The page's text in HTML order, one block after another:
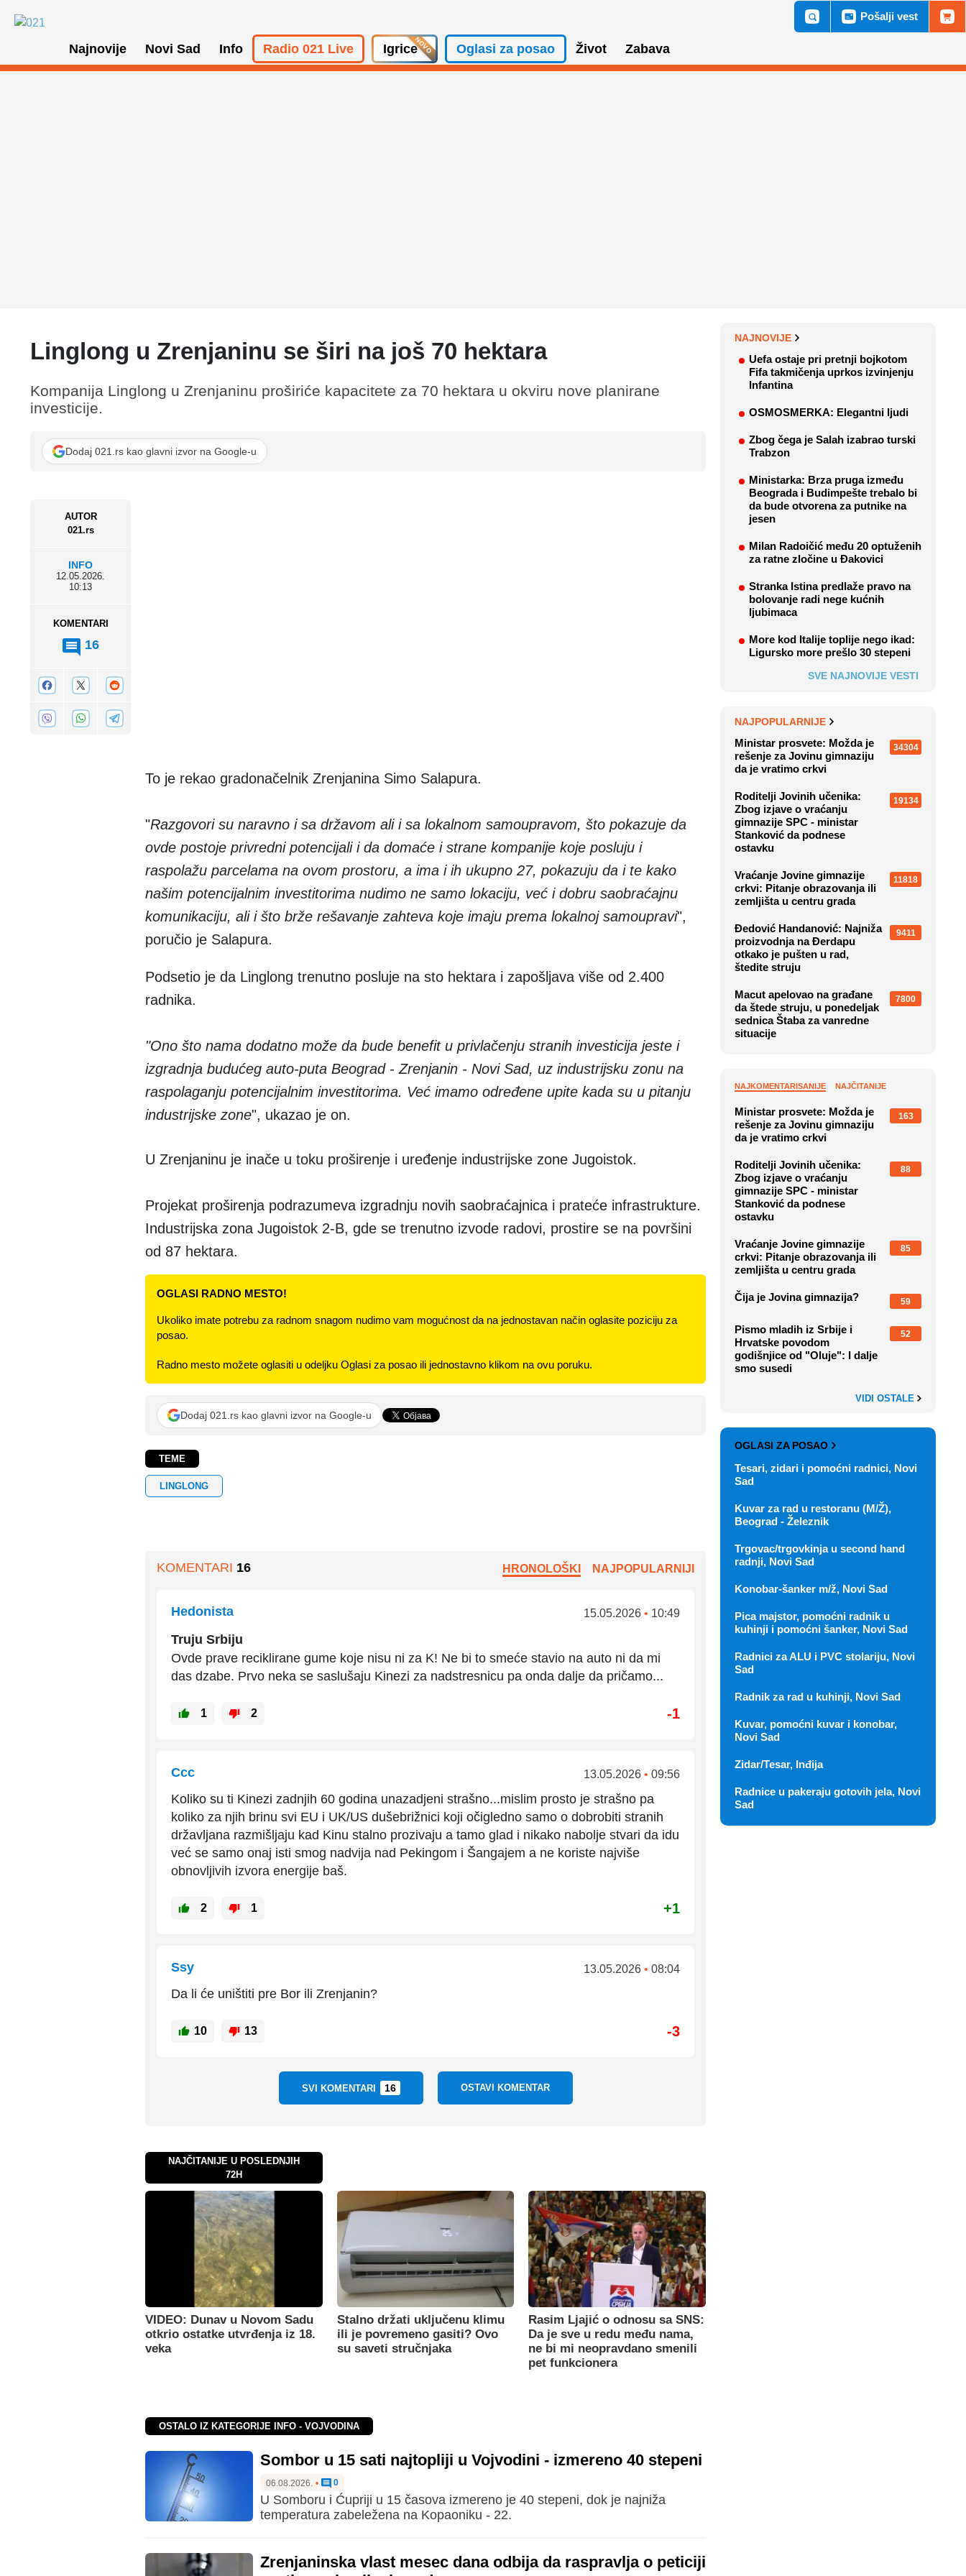
Najnovije Novi Sad Info Radio 021 Live Igrice Oglasi za posao Život Zabava
Pošalji vest
Linglong u Zrenjaninu se širi na još 70 hektara
AUTOR
021.rs
INFO
12.05.2026.
10:13
KOMENTARI
16
Kompanija Linglong u Zrenjaninu proširiće kapacitete za 70 hektara u okviru nove planirane
investicije.
Dodaj 021.rs kao glavni izvor na Google-u
To je rekao gradonačelnik Zrenjanina Simo Salapura.
"Razgovori su naravno i sa državom ali i sa lokalnom samoupravom, što pokazuje da
ovde postoje privredni potencijali i da domaće i strane kompanije koje posluju i
raspolažu parcelama na ovom prostoru, a ima i ih ukupno 27, pokazuju da i te kako
našim potencijalnim investitorima nudimo ne samo lokaciju, već i dobru saobraćajnu
komunikaciju, ali i što brže rešavanje zahteva koje imaju prema lokalnoj samoupravi",
poručio je Salapura.
Podsetio je da Linglong trenutno posluje na sto hektara i zapošljava više od 2.400
radnika.
"Ono što nama dodatno može da bude benefit u privlačenju stranih investicija jeste i
izgradnja budućeg auto-puta Beograd - Zrenjanin - Novi Sad, uz industrijsku zonu na
raspolaganju potencijalnim investitorima. Već imamo određene upite kada su u pitanju
industrijske zone", ukazao je on.
U Zrenjaninu je inače u toku proširenje i uređenje industrijske zone Jugoistok.
Projekat proširenja podrazumeva izgradnju novih saobraćajnica i prateće infrastrukture.
Industrijska zona Jugoistok 2-B, gde se trenutno izvode radovi, prostire se na površini
od 87 hektara.
OGLASI RADNO MESTO!
Ukoliko imate potrebu za radnom snagom nudimo vam mogućnost da na jednostavan način oglasite poziciju za
posao.
Radno mesto možete oglasiti u odeljku Oglasi za posao ili jednostavno klikom na ovu poruku.
Dodaj 021.rs kao glavni izvor na Google-u
TEME
LINGLONG
KOMENTARI 16 HRONOLOŠKI NAJPOPULARNIJI
Hedonista 15.05.2026 • 10:49
Truju Srbiju
Ovde prave reciklirane gume koje nisu ni za K! Ne bi to smeće stavio na auto ni da mi
das dzabe. Prvo neka se saslušaju Kinezi za nadstresnicu pa onda dalje da pričamo...
1 2 -1
Ccc 13.05.2026 • 09:56
Koliko su ti Kinezi zadnjih 60 godina unazadjeni strašno...mislim prosto je strašno pa
koliko za njih brinu svi EU i UK/US dušebrižnici koji očigledno samo o dobrobiti stranih
državljana razmišljaju kad Kinu stalno prozivaju a tamo glad i nikako nabolje stvari da idu
već se samo onaj isti smog nadvija nad Pekingom i Šangajem a ne koriste najviše
obnovljivih izvora energije baš.
2 1 +1
Ssy 13.05.2026 • 08:04
Da li će uništiti pre Bor ili Zrenjanin?
10 13 -3
SVI KOMENTARI 16 OSTAVI KOMENTAR
NAJČITANIJE U POSLEDNJIH
72H
VIDEO: Dunav u Novom Sadu
otkrio ostatke utvrđenja iz 18.
veka
Stalno držati uključenu klimu
ili je povremeno gasiti? Ovo
su saveti stručnjaka
Rasim Ljajić o odnosu sa SNS:
Da je sve u redu među nama,
ne bi mi neopravdano smenili
pet funkcionera
OSTALO IZ KATEGORIJE INFO - VOJVODINA
Sombor u 15 sati najtopliji u Vojvodini - izmereno 40 stepeni
06.08.2026. • 0
U Somboru i Ćupriji u 15 časova izmereno je 40 stepeni, dok je najniža
temperatura zabeležena na Kopaoniku - 22.
Zrenjaninska vlast mesec dana odbija da raspravlja o peticiji
NAJNOVIJE
Uefa ostaje pri pretnji bojkotom
Fifa takmičenja uprkos izvinjenju
Infantina
OSMOSMERKA: Elegantni ljudi
Zbog čega je Salah izabrao turski
Trabzon
Ministarka: Brza pruga između
Beograda i Budimpešte trebalo bi
da bude otvorena za putnike na
jesen
Milan Radoičić među 20 optuženih
za ratne zločine u Đakovici
Stranka Istina predlaže pravo na
bolovanje radi nege kućnih
ljubimaca
More kod Italije toplije nego ikad:
Ligursko more prešlo 30 stepeni
SVE NAJNOVIJE VESTI
NAJPOPULARNIJE
Ministar prosvete: Možda je
rešenje za Jovinu gimnaziju
da je vratimo crkvi
34304
Roditelji Jovinih učenika:
Zbog izjave o vraćanju
gimnazije SPC - ministar
Stanković da podnese
ostavku
19134
Vraćanje Jovine gimnazije
crkvi: Pitanje obrazovanja ili
zemljišta u centru grada
11818
Đedović Handanović: Najniža
proizvodnja na Đerdapu
otkako je pušten u rad,
štedite struju
9411
Macut apelovao na građane
da štede struju, u ponedeljak
sednica Štaba za vanredne
situacije
7800
NAJKOMENTARISANIJE NAJČITANIJE
Ministar prosvete: Možda je
rešenje za Jovinu gimnaziju
da je vratimo crkvi
163
Roditelji Jovinih učenika:
Zbog izjave o vraćanju
gimnazije SPC - ministar
Stanković da podnese
ostavku
88
Vraćanje Jovine gimnazije
crkvi: Pitanje obrazovanja ili
zemljišta u centru grada
85
Čija je Jovina gimnazija? 59
Pismo mladih iz Srbije i
Hrvatske povodom
godišnjice od "Oluje": I dalje
smo susedi
52
VIDI OSTALE
OGLASI ZA POSAO
Tesari, zidari i pomoćni radnici, Novi
Sad
Kuvar za rad u restoranu (M/Ž),
Beograd - Železnik
Trgovac/trgovkinja u second hand
radnji, Novi Sad
Konobar-šanker m/ž, Novi Sad
Pica majstor, pomoćni radnik u
kuhinji i pomoćni šanker, Novi Sad
Radnici za ALU i PVC stolariju, Novi
Sad
Radnik za rad u kuhinji, Novi Sad
Kuvar, pomoćni kuvar i konobar,
Novi Sad
Zidar/Tesar, Inđija
Radnice u pakeraju gotovih jela, Novi
Sad